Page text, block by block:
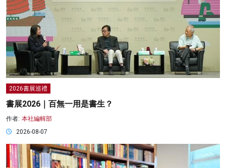
2026書展巡禮
書展2026｜百無一用是書生？
作者: 本社編輯部
2026-08-07